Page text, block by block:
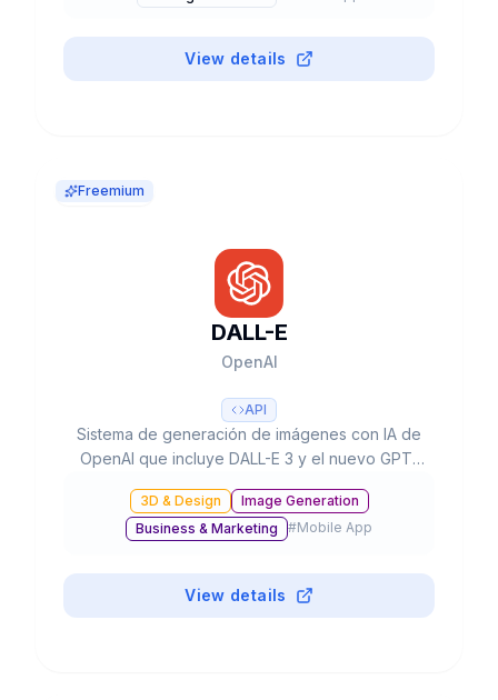
View details
Freemium
DALL-E
OpenAI
API
Sistema de generación de imágenes con IA de
OpenAI que incluye DALL-E 3 y el nuevo GPT-
edición, inpainting y resolución hasta 4K,
integrado en ChatGPT y disponible vía API.
3D & Design
Image Generation
Business & Marketing
#Mobile App
View details